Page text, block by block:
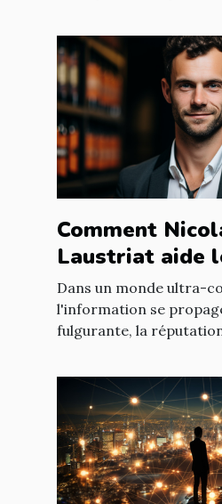
Comment
Laustriat aide
entreprises à
leur e-
Dans un monde ultra-
l'information se
fulgurante, la